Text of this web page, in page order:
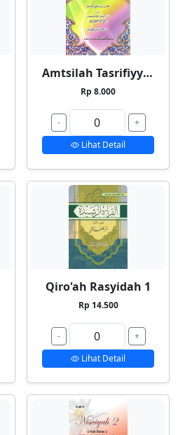
Amtsilah Tasrifiyyah Kecil
Rp 8.000
-
+
Lihat Detail
Qiro'ah Rasyidah 1
Rp 14.500
-
+
Lihat Detail